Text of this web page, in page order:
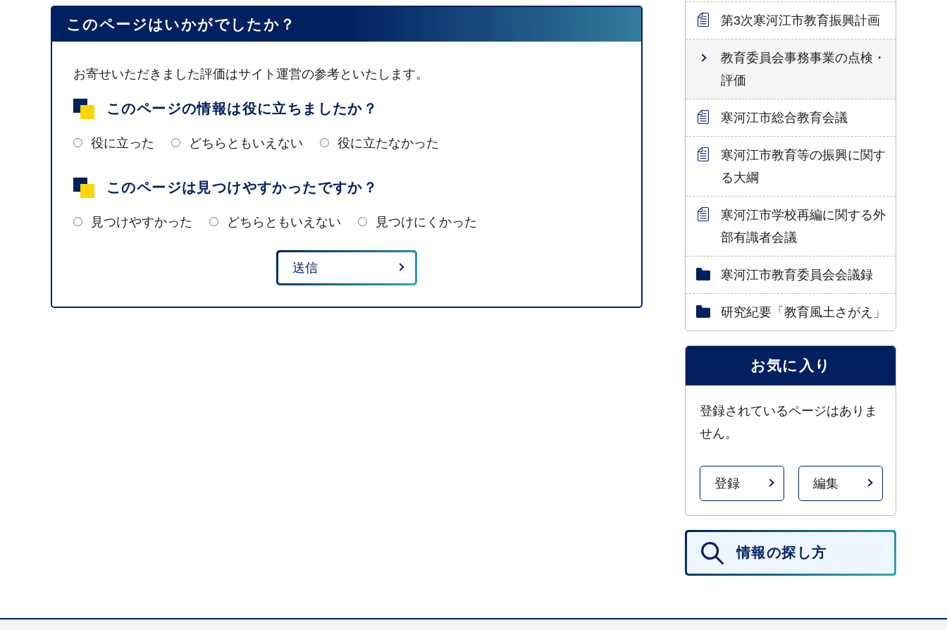
このページはいかがでしたか？
お寄せいただきました評価はサイト運営の参考といたします。
このページの情報は役に立ちましたか？
役に立った どちらともいえない 役に立たなかった
このページは見つけやすかったですか？
見つけやすかった どちらともいえない 見つけにくかった
第3次寒河江市教育振興計画
教育委員会事務事業の点検・
評価
寒河江市総合教育会議
寒河江市教育等の振興に関す
る大綱
寒河江市学校再編に関する外
部有識者会議
寒河江市教育委員会会議録
研究紀要「教育風土さがえ」
お気に入り
登録されているページはありま
せん。
登録 編集
情報の探し方